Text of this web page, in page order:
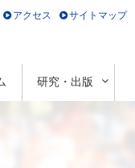
研究・出版
アクセス サイトマップ